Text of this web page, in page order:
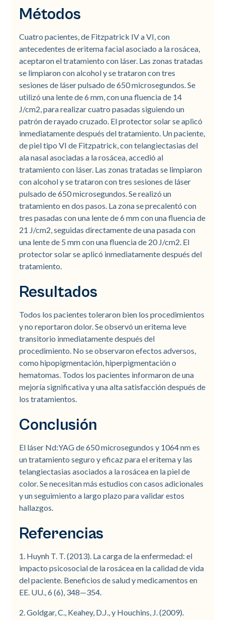
Métodos
Cuatro pacientes, de Fitzpatrick IV a VI, con
antecedentes de eritema facial asociado a la rosácea,
aceptaron el tratamiento con láser. Las zonas tratadas
se limpiaron con alcohol y se trataron con tres
sesiones de láser pulsado de 650 microsegundos. Se
utilizó una lente de 6 mm, con una fluencia de 14
J/cm2, para realizar cuatro pasadas siguiendo un
patrón de rayado cruzado. El protector solar se aplicó
inmediatamente después del tratamiento. Un paciente,
de piel tipo VI de Fitzpatrick, con telangiectasias del
ala nasal asociadas a la rosácea, accedió al
tratamiento con láser. Las zonas tratadas se limpiaron
con alcohol y se trataron con tres sesiones de láser
pulsado de 650 microsegundos. Se realizó un
tratamiento en dos pasos. La zona se precalentó con
tres pasadas con una lente de 6 mm con una fluencia de
21 J/cm2, seguidas directamente de una pasada con
una lente de 5 mm con una fluencia de 20 J/cm2. El
protector solar se aplicó inmediatamente después del
tratamiento.
Resultados
Todos los pacientes toleraron bien los procedimientos
y no reportaron dolor. Se observó un eritema leve
transitorio inmediatamente después del
procedimiento. No se observaron efectos adversos,
como hipopigmentación, hiperpigmentación o
hematomas. Todos los pacientes informaron de una
mejoría significativa y una alta satisfacción después de
los tratamientos.
Conclusión
El láser Nd:YAG de 650 microsegundos y 1064 nm es
un tratamiento seguro y eficaz para el eritema y las
telangiectasias asociados a la rosácea en la piel de
color. Se necesitan más estudios con casos adicionales
y un seguimiento a largo plazo para validar estos
hallazgos.
Referencias
1. Huynh T. T. (2013). La carga de la enfermedad: el
impacto psicosocial de la rosácea en la calidad de vida
del paciente. Beneficios de salud y medicamentos en
EE. UU., 6 (6), 348—354.
2. Goldgar, C., Keahey, D.J., y Houchins, J. (2009).